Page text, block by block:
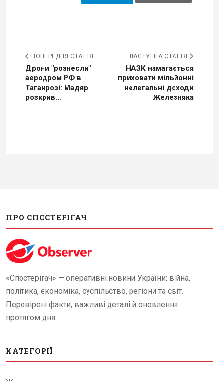
ПОПЕРЕДНЯ СТАТТЯ
Дрони "рознесли"
аеродром РФ в
Таганрозі: Мадяр
розкрив...
НАСТУПНА СТАТТЯ
НАЗК намагається
приховати мільйонні
нелегальні доходи
Железняка
ПРО СПОСТЕРІГАЧ
«Спостерігач» — оперативні новини України: війна,
політика, економіка, суспільство, регіони та світ.
Перевірені факти, важливі деталі й оновлення
протягом дня.
КАТЕГОРІЇ